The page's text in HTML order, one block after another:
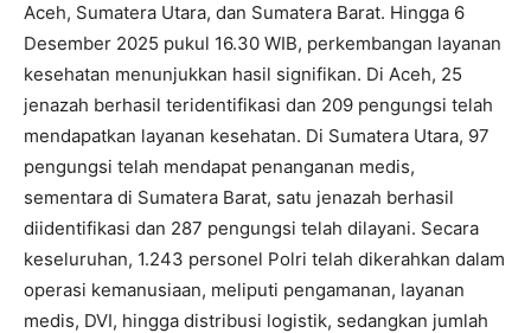
Aceh, Sumatera Utara, dan Sumatera Barat. Hingga 6
Desember 2025 pukul 16.30 WIB, perkembangan layanan
kesehatan menunjukkan hasil signifikan. Di Aceh, 25
jenazah berhasil teridentifikasi dan 209 pengungsi telah
mendapatkan layanan kesehatan. Di Sumatera Utara, 97
pengungsi telah mendapat penanganan medis,
sementara di Sumatera Barat, satu jenazah berhasil
diidentifikasi dan 287 pengungsi telah dilayani. Secara
keseluruhan, 1.243 personel Polri telah dikerahkan dalam
operasi kemanusiaan, meliputi pengamanan, layanan
medis, DVI, hingga distribusi logistik, sedangkan jumlah